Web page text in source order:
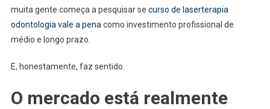
muita gente começa a pesquisar se curso de laserterapia
odontologia vale a pena como investimento profissional de
médio e longo prazo.
E, honestamente, faz sentido.
O mercado está realmente